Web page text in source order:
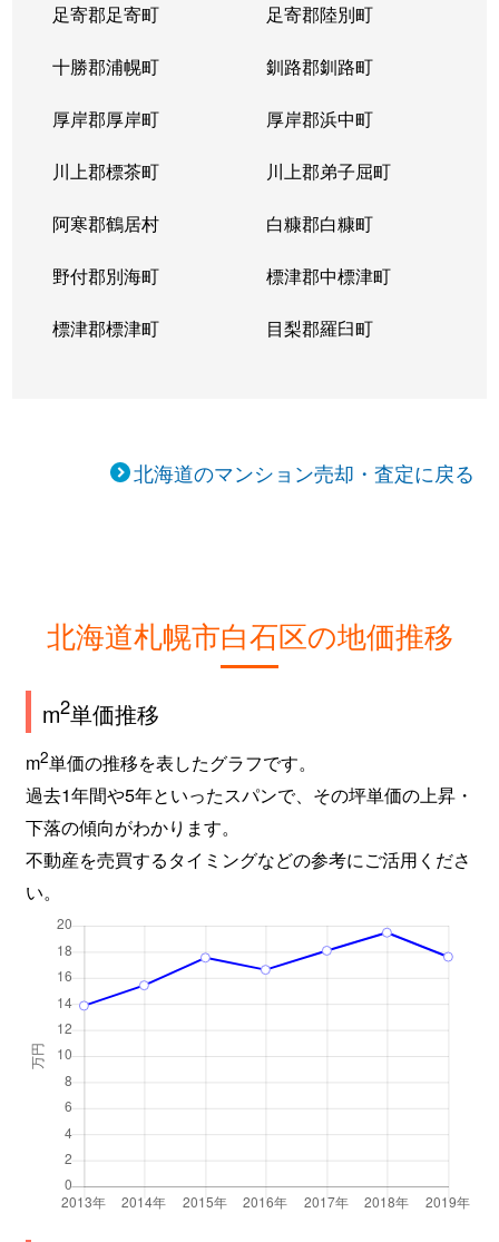
足寄郡足寄町 足寄郡陸別町
十勝郡浦幌町 釧路郡釧路町
厚岸郡厚岸町 厚岸郡浜中町
川上郡標茶町 川上郡弟子屈町
阿寒郡鶴居村 白糠郡白糠町
野付郡別海町 標津郡中標津町
標津郡標津町 目梨郡羅臼町
北海道のマンション売却・査定に戻る
北海道札幌市白石区の地価推移
m2単価推移
m2単価の推移を表したグラフです。
過去1年間や5年といったスパンで、その坪単価の上昇・
下落の傾向がわかります。
不動産を売買するタイミングなどの参考にご活用くださ
い。